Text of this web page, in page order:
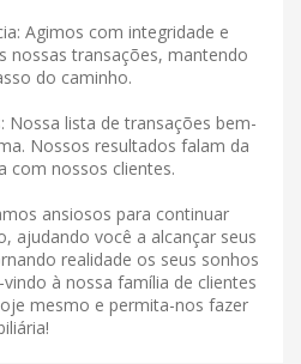
Agimos com integridade e
nossas transações, mantendo
do caminho.
Nossa lista de transações bem-
Nossos resultados falam da
com nossos clientes.
ansiosos para continuar
ajudando você a alcançar seus
realidade os seus sonhos
à nossa família de clientes
mesmo e permita-nos fazer